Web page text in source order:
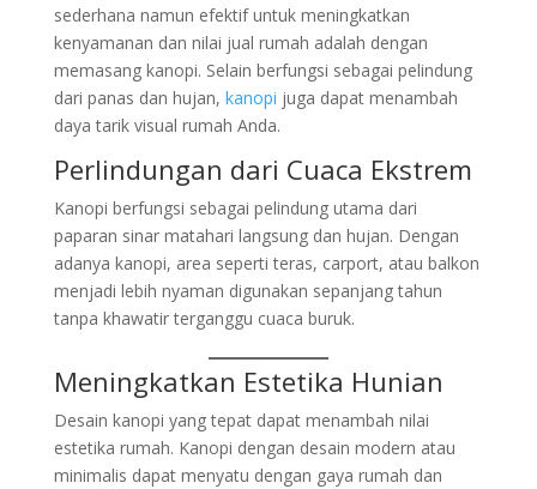
sederhana namun efektif untuk meningkatkan
kenyamanan dan nilai jual rumah adalah dengan
memasang kanopi. Selain berfungsi sebagai pelindung
dari panas dan hujan, kanopi juga dapat menambah
daya tarik visual rumah Anda.
Perlindungan dari Cuaca Ekstrem
Kanopi berfungsi sebagai pelindung utama dari
paparan sinar matahari langsung dan hujan. Dengan
adanya kanopi, area seperti teras, carport, atau balkon
menjadi lebih nyaman digunakan sepanjang tahun
tanpa khawatir terganggu cuaca buruk.
Meningkatkan Estetika Hunian
Desain kanopi yang tepat dapat menambah nilai
estetika rumah. Kanopi dengan desain modern atau
minimalis dapat menyatu dengan gaya rumah dan